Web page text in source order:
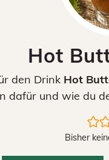
Hot
den Drink Hot
dafür und wie du
Bisher